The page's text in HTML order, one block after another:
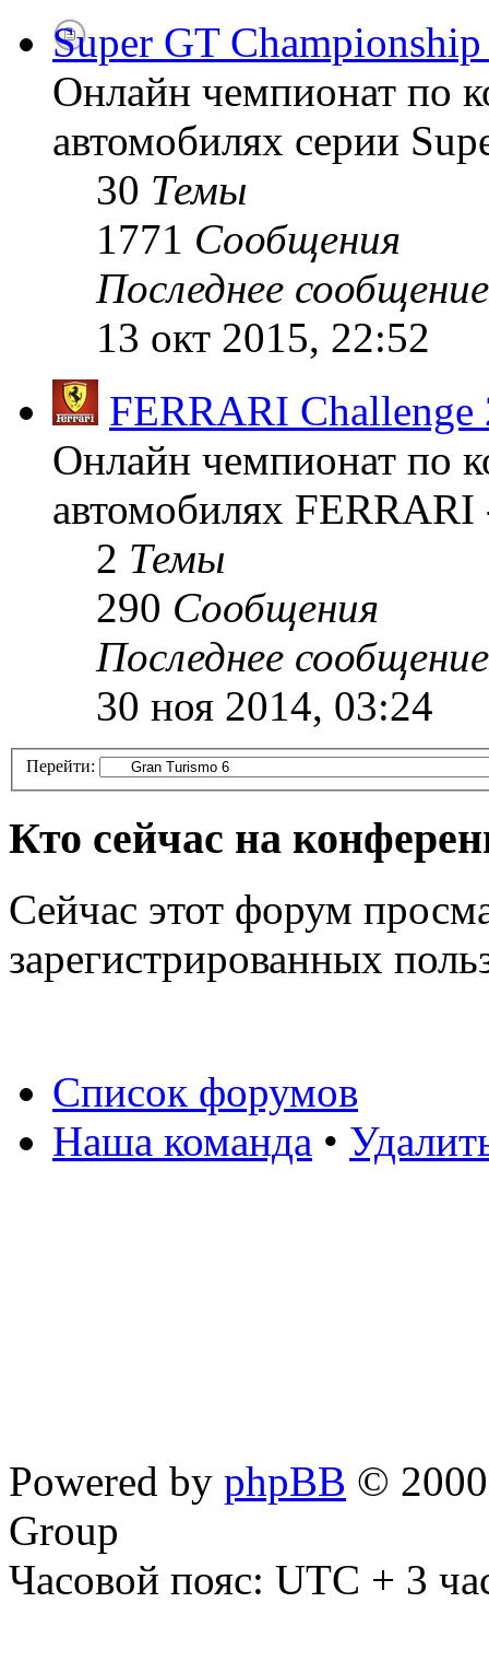
Super GT
Онлайн чемпионат по
автомобилях серии
30 Темы
1771 Сообщения
Последнее сообщение
13 окт 2015, 22:52
FERRARI
Онлайн чемпионат по
автомобилях
2 Темы
290 Сообщения
Последнее сообщение
30 ноя 2014, 03:24
Перейти:
Кто сейчас на
Сейчас этот форум
зарегистрированных
Список форумов
Наша команда •
Powered by phpBB ©
Group
Часовой пояс: UTC + 3